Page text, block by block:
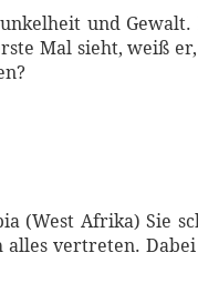
und
Mal sieht, weiß
(West Afrika) Sie
alles vertreten.